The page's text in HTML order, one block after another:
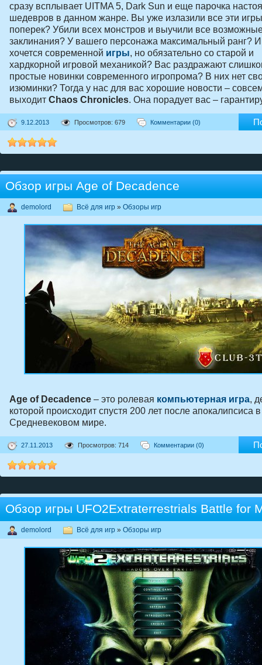
сразу всплывает UITMA 5, Dark Sun и еще парочка
шедевров в данном жанре. Вы уже излазили все эти
поперек? Убили всех монстров и выучили все
заклинания? У вашего персонажа максимальный ранг?
хочется современной игры, но обязательно со старой и
хардкорной игровой механикой? Вас раздражают
простые новинки современного игропрома? В них нет
изюминки? Тогда у нас для вас хорошие новости –
выходит Chaos Chronicles. Она порадует вас –
9.12.2013 Просмотров: 679 Комментарии (0)
Обзор игры Age of Decadence
demolord Всё для игр » Обзоры игр
Age of Decadence – это ролевая компьютерная игра,
которой происходит спустя 200 лет после апокалипсиса в
Средневековом мире.
27.11.2013 Просмотров: 714 Комментарии (0)
Обзор игры UFO2Extraterrestrials Battle for
demolord Всё для игр » Обзоры игр